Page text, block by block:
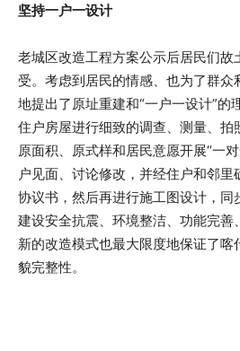
坚持一户一设计
老城区改造工程方案公示后居民们故
受。考虑到居民的情感、也为了群众
地提出了原址重建和“一户一设计”的
住户房屋进行细致的调查、测量、拍
原面积、原式样和居民意愿开展“一
户见面、讨论修改，并经住户和邻
协议书，然后再进行施工图设计，同
建设安全抗震、环境整洁、功能完善
新的改造模式也最大限度地保证了
貌完整性。